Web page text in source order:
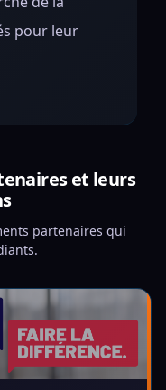
pour leur
et leurs
partenaires qui